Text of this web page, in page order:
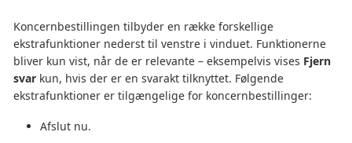
Koncernbestillingen tilbyder en række forskellige
ekstrafunktioner nederst til venstre i vinduet. Funktionerne
bliver kun vist, når de er relevante – eksempelvis vises Fjern
svar kun, hvis der er en svarakt tilknyttet. Følgende
ekstrafunktioner er tilgængelige for koncernbestillinger:
Afslut nu.